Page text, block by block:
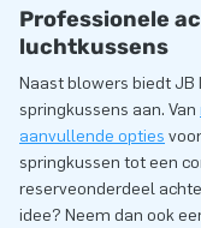
Professionele
luchtkussens
Naast blowers biedt
springkussens aan. Van
aanvullende opties
springkussen tot een
reserveonderdeel
idee? Neem dan ook